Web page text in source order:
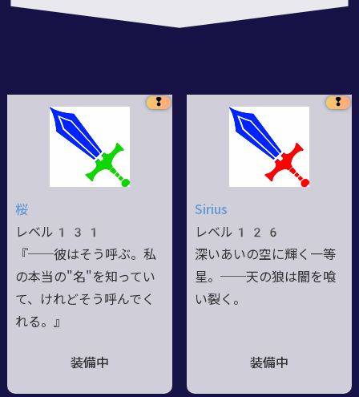
❢
桜
レベル131
『──彼はそう呼ぶ。私
の本当の"名"を知ってい
て、けれどそう呼んでく
れる。』
装備中
❢
Sirius
レベル126
深いあいの空に輝く一等
星。──天の狼は闇を喰
い裂く。
装備中